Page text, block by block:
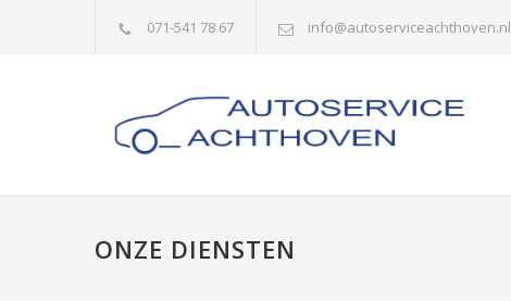
071-541 78 67 info@autoserviceachthoven.nl
ONZE DIENSTEN